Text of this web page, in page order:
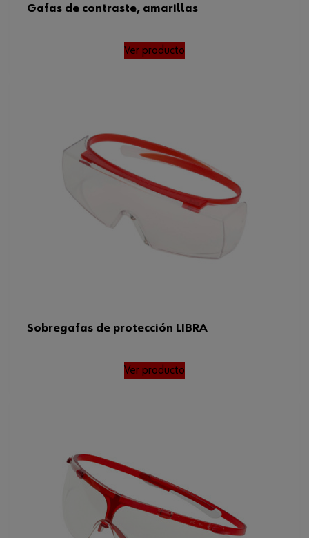
Gafas de contraste, amarillas
Ver producto
Sobregafas de protección LIBRA
Ver producto